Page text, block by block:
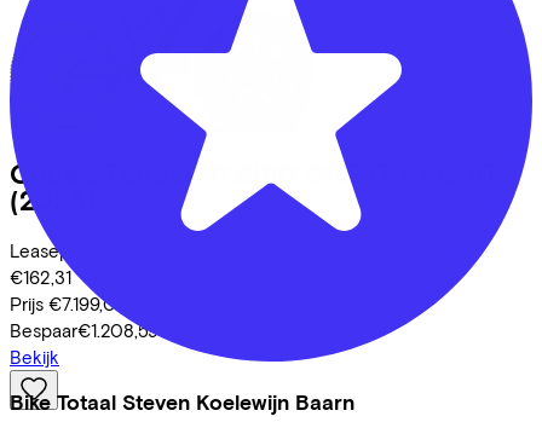
Bike Totaal Steven Koelewijn Baarn
Cube
STEREO HYBRID ONE77 HPC AT
(2025)
Leaseprijs p/m vanaf
€162,31
Prijs €7.199,00
Bespaar€1.208,59
Bekijk